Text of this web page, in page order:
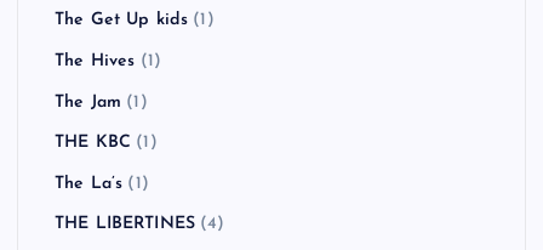
The Get Up kids (1)
The Hives (1)
The Jam (1)
THE KBC (1)
The La’s (1)
THE LIBERTINES (4)